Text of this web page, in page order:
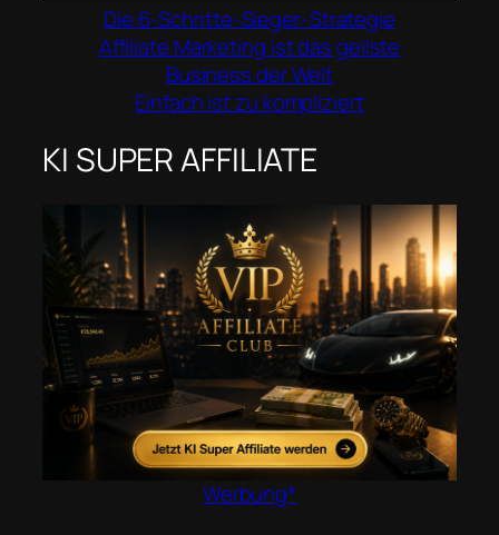
Die 6-Schritte-Sieger-Strategie
Affiliate Marketing ist das geilste
Business der Welt
Einfach ist zu kompliziert
KI SUPER AFFILIATE
Werbung*